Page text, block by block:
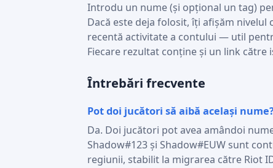
Introdu un nume (și opțional un tag)
Dacă este deja folosit, îți afișăm
recentă activitate a contului — util
Fiecare rezultat conține și un link
Întrebări frecvente
Pot doi jucători să aibă același
Da. Doi jucători pot avea amândoi
Shadow#123 și Shadow#EUW sunt
regiunii, stabilit la migrarea către Riot